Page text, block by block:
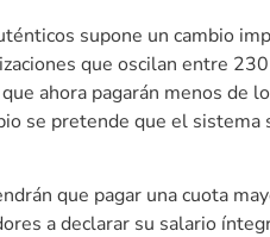
supone un cambio
que oscilan entre
ahora pagarán menos de
se pretende que el
que pagar una cuota
a declarar su salario